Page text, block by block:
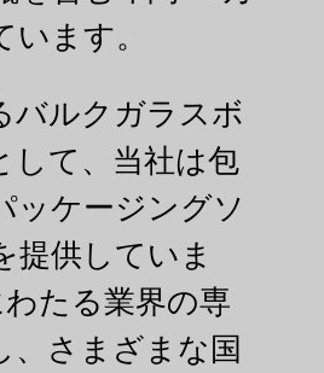
ます。
バルクガラスボ
して、当社は包
ッケージングソ
提供していま
たる業界の専
、さまざまな国